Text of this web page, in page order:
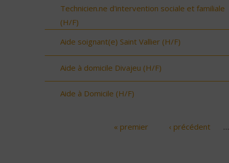
Technicien.ne d'intervention sociale et familiale
(H/F)
Aide soignant(e) Saint Vallier (H/F)
Aide à domicile Divajeu (H/F)
Aide à Domicile (H/F)
« premier ‹ précédent …